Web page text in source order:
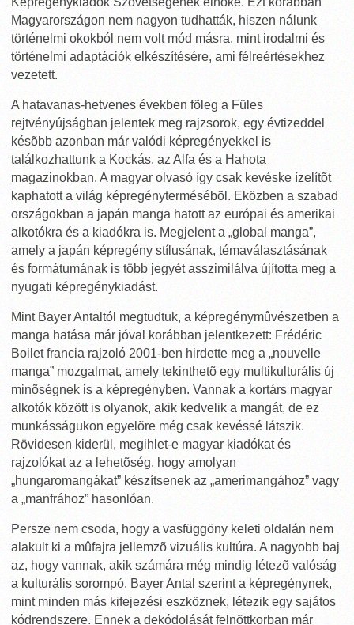
Magyarországon nem nagyon tudhatták, hiszen nálunk
történelmi okokból nem volt mód másra, mint irodalmi és
történelmi adaptációk elkészítésére, ami félreértésekhez
vezetett.
A hatavanas-hetvenes években fõleg a Füles
rejtvényújságban jelentek meg rajzsorok, egy évtizeddel
késõbb azonban már valódi képregényekkel is
találkozhattunk a Kockás, az Alfa és a Hahota
magazinokban. A magyar olvasó így csak kevéske ízelítõt
kaphatott a világ képregénytermésébõl. Eközben a szabad
országokban a japán manga hatott az európai és amerikai
alkotókra és a kiadókra is. Megjelent a „global manga”,
amely a japán képregény stílusának, témaválasztásának
és formátumának is több jegyét asszimilálva újította meg a
nyugati képregénykiadást.
Mint Bayer Antaltól megtudtuk, a képregénymûvészetben a
manga hatása már jóval korábban jelentkezett: Frédéric
Boilet francia rajzoló 2001-ben hirdette meg a „nouvelle
manga” mozgalmat, amely tekinthetõ egy multikulturális új
minõségnek is a képregényben. Vannak a kortárs magyar
alkotók között is olyanok, akik kedvelik a mangát, de ez
munkásságukon egyelõre még csak kevéssé látszik.
Rövidesen kiderül, megihlet-e magyar kiadókat és
rajzolókat az a lehetõség, hogy amolyan
„hungaromangákat” készítsenek az „amerimangához” vagy
a „manfrához” hasonlóan.
Persze nem csoda, hogy a vasfüggöny keleti oldalán nem
alakult ki a mûfajra jellemzõ vizuális kultúra. A nagyobb baj
az, hogy vannak, akik számára még mindig létezõ valóság
a kulturális sorompó. Bayer Antal szerint a képregénynek,
mint minden más kifejezési eszköznek, létezik egy sajátos
kódrendszere. Ennek a dekódolását felnõttkorban már